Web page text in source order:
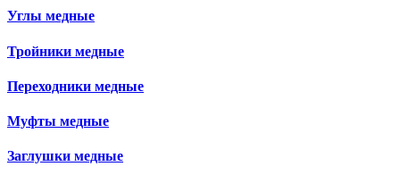
Углы медные
Тройники медные
Переходники медные
Муфты медные
Заглушки медные